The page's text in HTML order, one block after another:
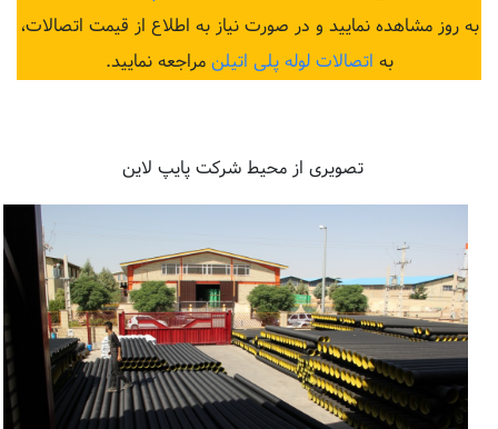
به اتصالات لوله پلی اتیلن مراجعه نمایید.